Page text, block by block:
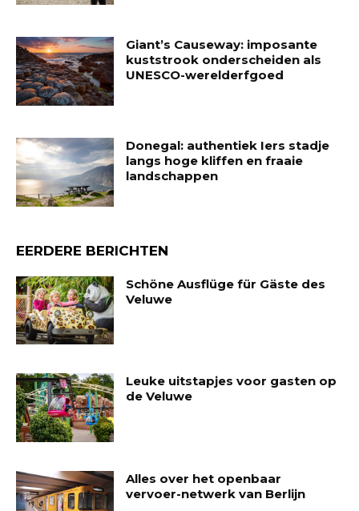
Giant’s Causeway: imposante
kuststrook onderscheiden als
UNESCO-werelderfgoed
Donegal: authentiek Iers stadje
langs hoge kliffen en fraaie
landschappen
EERDERE BERICHTEN
Schöne Ausflüge für Gäste des
Veluwe
Leuke uitstapjes voor gasten op
de Veluwe
Alles over het openbaar
vervoer-netwerk van Berlijn